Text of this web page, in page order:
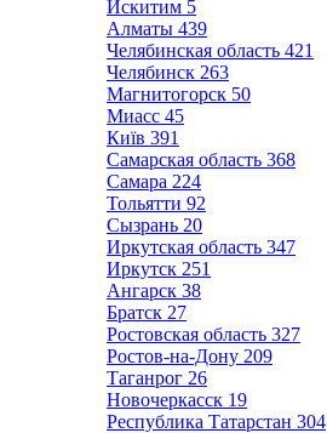
Искитим 5
Алматы 439
Челябинская область 421
Челябинск 263
Магнитогорск 50
Миасс 45
Київ 391
Самарская область 368
Самара 224
Тольятти 92
Сызрань 20
Иркутская область 347
Иркутск 251
Ангарск 38
Братск 27
Ростовская область 327
Ростов-на-Дону 209
Таганрог 26
Новочеркасск 19
Республика Татарстан 304